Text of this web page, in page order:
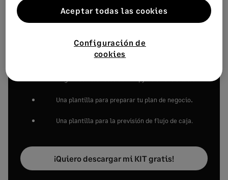
¿QUÉ INCLUYE?
Una plantilla para preparar tu plan de negocio.
Una plantilla para la previsión de flujo de caja.
¡Quiero descargar mi KIT gratis!
Configuración de
cookies
Aceptar todas las cookies